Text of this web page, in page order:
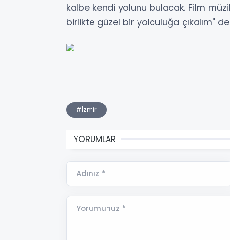
kalbe kendi yolunu bulacak. Film
birlikte güzel bir yolculuğa çıkalım"
#İzmir
YORUMLAR
Adınız *
Yorumunuz *